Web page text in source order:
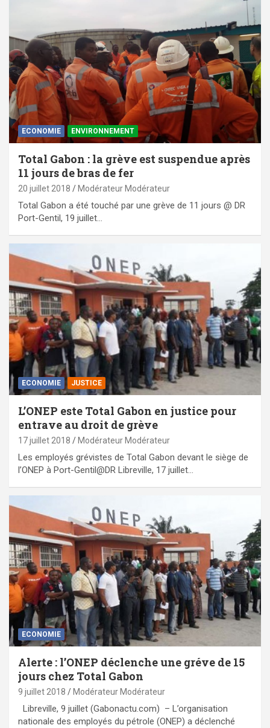
ECONOMIE ENVIRONNEMENT
Total Gabon : la grève est suspendue après
11 jours de bras de fer
20 juillet 2018 Modérateur Modérateur
Total Gabon a été touché par une grève de 11 jours @ DR
Port-Gentil, 19 juillet…
ECONOMIE JUSTICE
L’ONEP este Total Gabon en justice pour
entrave au droit de grève
17 juillet 2018 Modérateur Modérateur
Les employés grévistes de Total Gabon devant le siège de
l’ONEP à Port-Gentil@DR Libreville, 17 juillet…
ECONOMIE
Alerte : l’ONEP déclenche une gréve de 15
jours chez Total Gabon
9 juillet 2018 Modérateur Modérateur
Libreville, 9 juillet (Gabonactu.com) – L’organisation
nationale des employés du pétrole (ONEP) a déclenché